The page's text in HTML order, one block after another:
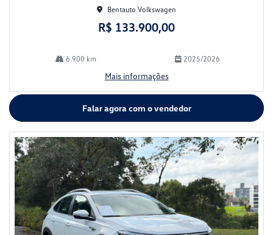
Bentauto Volkswagen
R$ 133.900,00
6.900 km 2025/2026
Mais informações
Falar agora com o vendedor